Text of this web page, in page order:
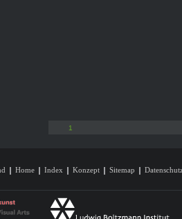
1
Home Index Konzept Sitemap